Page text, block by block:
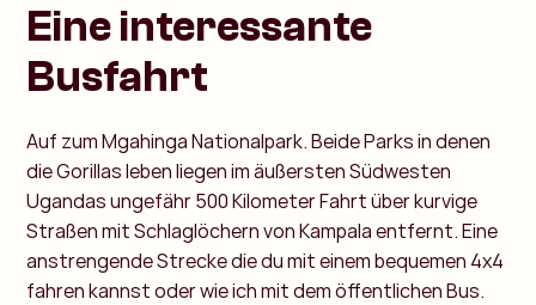
Eine interessante
Busfahrt
Auf zum Mgahinga Nationalpark. Beide Parks in denen
die Gorillas leben liegen im äußersten Südwesten
Ugandas ungefähr 500 Kilometer Fahrt über kurvige
Straßen mit Schlaglöchern von Kampala entfernt. Eine
anstrengende Strecke die du mit einem bequemen 4x4
fahren kannst oder wie ich mit dem öffentlichen Bus.